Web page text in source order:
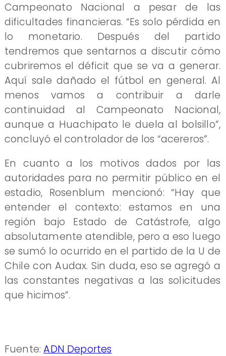
Campeonato Nacional a pesar de las
dificultades financieras. “Es solo pérdida en
lo monetario. Después del partido
tendremos que sentarnos a discutir cómo
cubriremos el déficit que se va a generar.
Aquí sale dañado el fútbol en general. Al
menos vamos a contribuir a darle
continuidad al Campeonato Nacional,
aunque a Huachipato le duela al bolsillo”,
concluyó el controlador de los “acereros”.
En cuanto a los motivos dados por las
autoridades para no permitir público en el
estadio, Rosenblum mencionó: “Hay que
entender el contexto: estamos en una
región bajo Estado de Catástrofe, algo
absolutamente atendible, pero a eso luego
se sumó lo ocurrido en el partido de la U de
Chile con Audax. Sin duda, eso se agregó a
las constantes negativas a las solicitudes
que hicimos”.
Fuente:ADN Deportes